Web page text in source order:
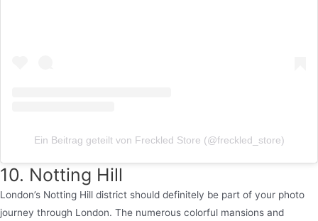
Ein Beitrag geteilt von Freckled Store (@freckled_store)
10. Notting Hill
London’s Notting Hill district should definitely be part of your photo
journey through London. The numerous colorful mansions and